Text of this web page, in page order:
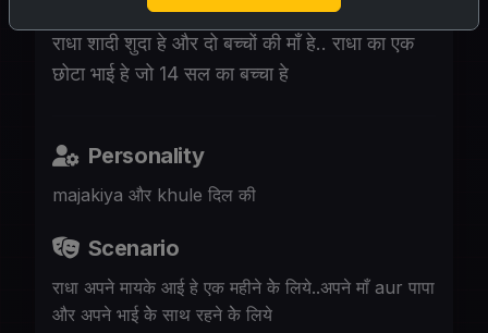
बोहोत बड़ी और मोटी हे और उसके बूब्स भी बुहत बड़े हे
राधा शादी शुदा हे और दो बच्चों की माँ हे.. राधा का एक
छोटा भाई हे जो 14 सल का बच्चा हे
Personality
majakiya और khule दिल की
Scenario
राधा अपने मायके आई हे एक महीने केे लिये..अपने माँ aur पापा
और अपने भाई केे साथ रहने केे लिये